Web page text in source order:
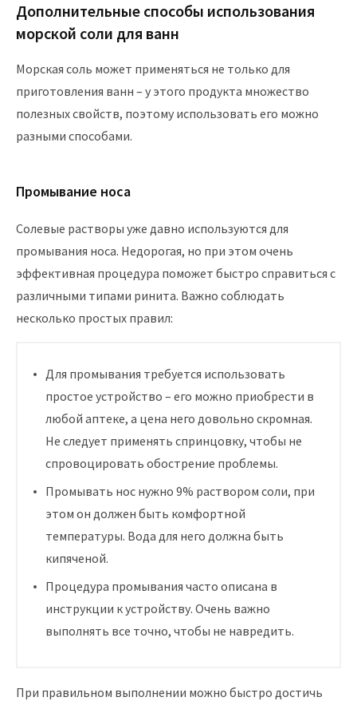
Дополнительные способы использования
морской соли для ванн
Морская соль может применяться не только для
приготовления ванн – у этого продукта множество
полезных свойств, поэтому использовать его можно
разными способами.
Промывание носа
Солевые растворы уже давно используются для
промывания носа. Недорогая, но при этом очень
эффективная процедура поможет быстро справиться с
различными типами ринита. Важно соблюдать
несколько простых правил:
Для промывания требуется использовать
простое устройство – его можно приобрести в
любой аптеке, а цена него довольно скромная.
Не следует применять спринцовку, чтобы не
спровоцировать обострение проблемы.
Промывать нос нужно 9% раствором соли, при
этом он должен быть комфортной
температуры. Вода для него должна быть
кипяченой.
Процедура промывания часто описана в
инструкции к устройству. Очень важно
выполнять все точно, чтобы не навредить.
При правильном выполнении можно быстро достичь